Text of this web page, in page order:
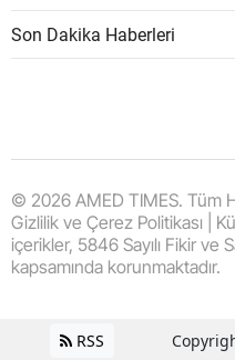
Son Dakika Haberleri
© 2026 AMED TIMES. Tüm
Gizlilik ve Çerez Politikası |
içerikler, 5846 Sayılı Fikir ve
kapsamında korunmaktadır.
RSS